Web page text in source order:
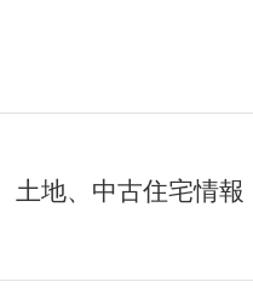
地、中古住宅情報